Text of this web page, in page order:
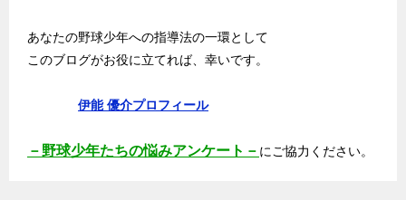
あなたの野球少年への指導法の一環として
このブログがお役に立てれば、幸いです。
伊能 優介プロフィール
－野球少年たちの悩みアンケート－ にご協力ください。